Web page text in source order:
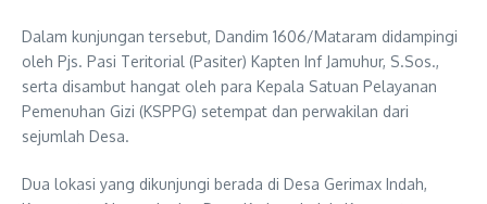
Dalam kunjungan tersebut, Dandim 1606/Mataram didampingi
oleh Pjs. Pasi Teritorial (Pasiter) Kapten Inf Jamuhur, S.Sos.,
serta disambut hangat oleh para Kepala Satuan Pelayanan
Pemenuhan Gizi (KSPPG) setempat dan perwakilan dari
sejumlah Desa.
Dua lokasi yang dikunjungi berada di Desa Gerimax Indah,